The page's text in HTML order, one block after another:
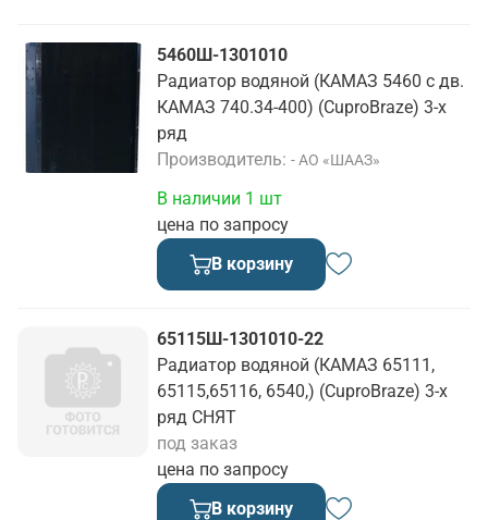
5460Ш-1301010
Радиатор водяной (КАМАЗ 5460 с дв.
КАМАЗ 740.34-400) (CuproBraze) 3-х
ряд
Производитель - АО «ШААЗ»
цена по запросу
В наличии 1 шт
В корзину
65115Ш-1301010-22
Радиатор водяной (КАМАЗ 65111,
65115,65116, 6540,) (CuproBraze) 3-х
ряд СНЯТ
цена по запросу
под заказ
В корзину